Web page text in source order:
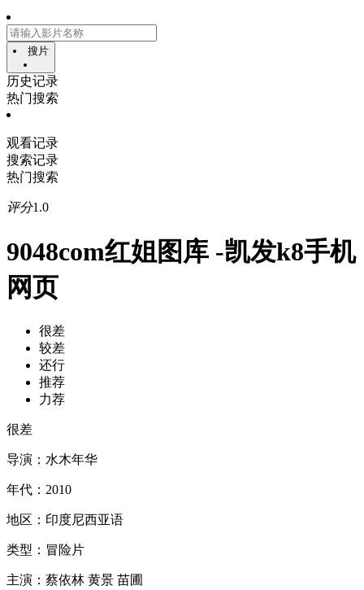
搜片
历史记录
热门搜索
观看记录
搜索记录
热门搜索
评分1.0
9048com红姐图库 -凯发k8手机
网页
很差
较差
还行
推荐
力荐
很差
导演： 水木年华
年代： 2010
地区： 印度尼西亚语
类型： 冒险片
主演： 蔡依林 黄景 苗圃